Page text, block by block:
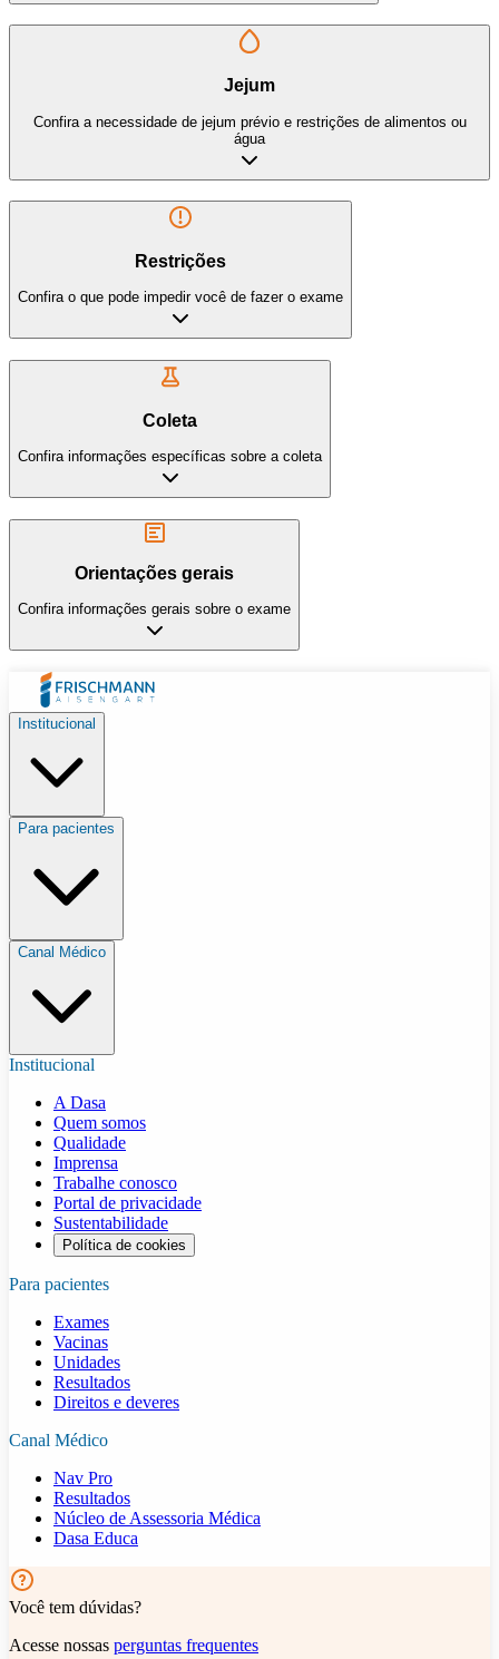
Jejum
Confira a necessidade de jejum prévio e restrições de alimentos ou
água
Restrições
Confira o que pode impedir você de fazer o exame
Coleta
Confira informações específicas sobre a coleta
Orientações gerais
Confira informações gerais sobre o exame
Institucional
Para pacientes
Canal Médico
Institucional
A Dasa
Quem somos
Qualidade
Imprensa
Trabalhe conosco
Portal de privacidade
Sustentabilidade
Política de cookies
Para pacientes
Exames
Vacinas
Unidades
Resultados
Direitos e deveres
Canal Médico
Nav Pro
Resultados
Núcleo de Assessoria Médica
Dasa Educa
Você tem dúvidas?
Acesse nossas perguntas frequentes